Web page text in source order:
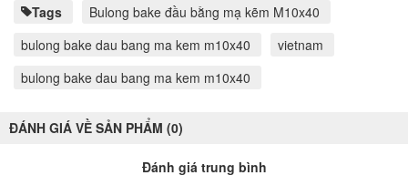
Tags
Bulong bake đầu bằng mạ kẽm M10x40
bulong bake dau bang ma kem m10x40
vietnam
bulong bake dau bang ma kem m10x40
ĐÁNH GIÁ VỀ SẢN PHẨM (0)
Đánh giá trung bình